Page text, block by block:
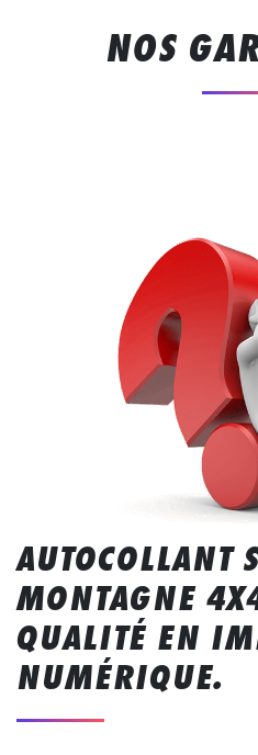
NOS
AUTOCOLLANT
MONTAGNE
QUALITÉ EN
NUMÉRIQUE.